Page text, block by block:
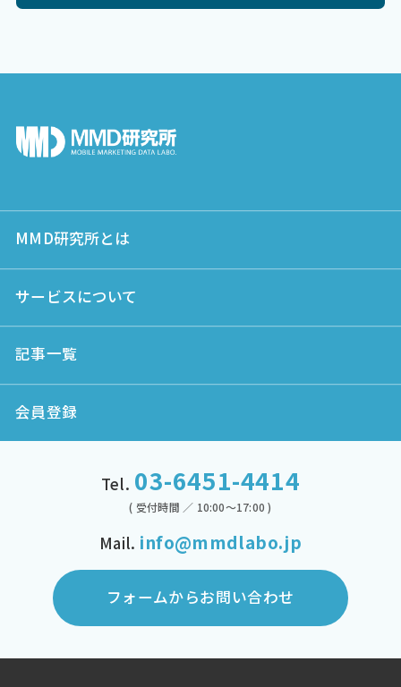
MMD研究所とは
サービスについて
記事一覧
会員登録
Tel. 03-6451-4414
( 受付時間 ／ 10:00～17:00 )
Mail. info@mmdlabo.jp
フォームからお問い合わせ